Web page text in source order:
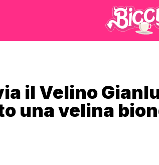
il Velino
una velina